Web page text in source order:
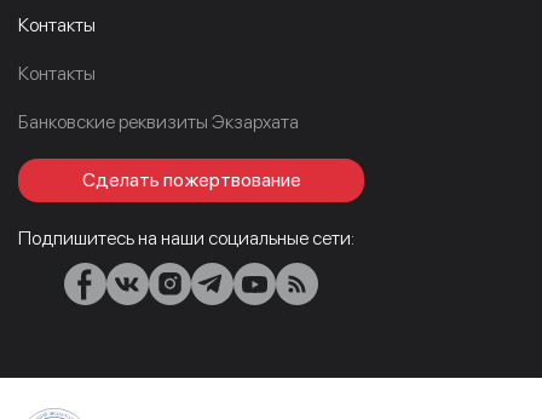
Контакты
Контакты
Банковские реквизиты Экзархата
Сделать пожертвование
Подпишитесь на наши социальные сети: